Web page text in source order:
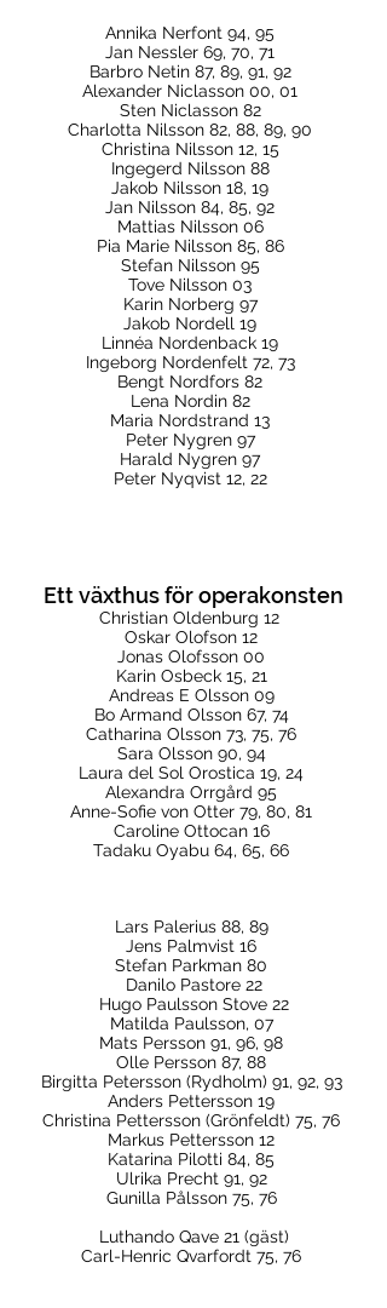
Annika Nerfont 94, 95
Jan Nessler 69, 70, 71
Barbro Netin 87, 89, 91, 92
Alexander Niclasson 00, 01
Sten Niclasson 82
Charlotta Nilsson 82, 88, 89, 90
Christina Nilsson 12, 15
Ingegerd Nilsson 88
Jakob Nilsson 18, 19
Jan Nilsson 84, 85, 92
Mattias Nilsson 06
Pia Marie Nilsson 85, 86
Stefan Nilsson 95
Tove Nilsson 03
Karin Norberg 97
Jakob Nordell 19
Linnéa Nordenback 19
Ingeborg Nordenfelt 72, 73
Bengt Nordfors 82
Lena Nordin 82
Maria Nordstrand 13
Peter Nygren 97
Harald Nygren 97
Peter Nyqvist 12, 22
Ett växthus för operakonsten
Christian Oldenburg 12
Oskar Olofson 12
Jonas Olofsson 00
Karin Osbeck 15, 21
Andreas E Olsson 09
Bo Armand Olsson 67, 74
Catharina Olsson 73, 75, 76
Sara Olsson 90, 94
Laura del Sol Orostica 19, 24
Alexandra Orrgård 95
Anne-Sofie von Otter 79, 80, 81
Caroline Ottocan 16
Tadaku Oyabu 64, 65, 66
Lars Palerius 88, 89
Jens Palmvist 16
Stefan Parkman 80
Danilo Pastore 22
Hugo Paulsson Stove 22
Matilda Paulsson, 07
Mats Persson 91, 96, 98
Olle Persson 87, 88
Birgitta Petersson (Rydholm) 91, 92, 93
Anders Pettersson 19
Christina Pettersson (Grönfeldt) 75, 76
Markus Pettersson 12
Katarina Pilotti 84, 85
Ulrika Precht 91, 92
Gunilla Pålsson 75, 76
Luthando Qave 21 (gäst)​
Carl-Henric Qvarfordt 75, 76